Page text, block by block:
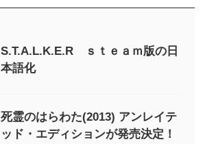
S.T.A.L.K.E.R ｓｔｅａｍ版の日
本語化
死霊のはらわた(2013) アンレイテ
ッド・エディションが発売決定！